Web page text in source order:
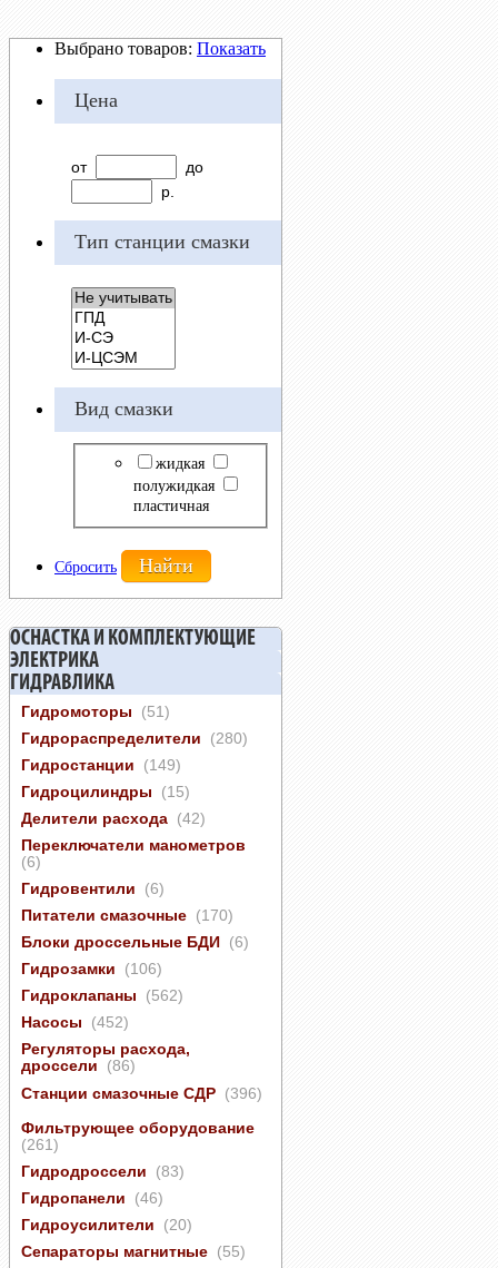
Выбрано товаров: Показать
Цена
от
до
р.
Тип станции смазки
Вид смазки
жидкая
полужидкая
пластичная
Сбросить
ОСНАСТКА И КОМПЛЕКТУЮЩИЕ
ЭЛЕКТРИКА
ГИДРАВЛИКА
Гидромоторы
(51)
Гидрораспределители
(280)
Гидростанции
(149)
Гидроцилиндры
(15)
Делители расхода (42)
Переключатели манометров
(6)
Гидровентили
(6)
Питатели смазочные (170)
Блоки дроссельные БДИ (6)
Гидрозамки
(106)
Гидроклапаны
(562)
Насосы
(452)
Регуляторы расхода,
дроссели
(86)
Станции смазочные СДР (396)
Фильтрующее оборудование
(261)
Гидродроссели
(83)
Гидропанели
(46)
Гидроусилители
(20)
Сепараторы магнитные (55)